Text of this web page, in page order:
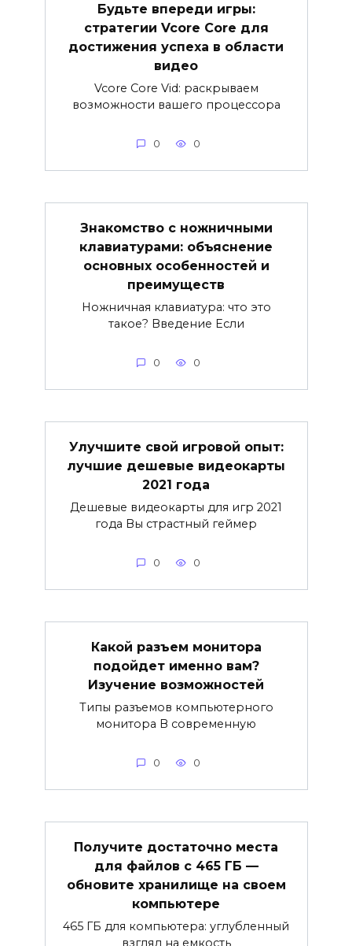
Будьте впереди игры:
стратегии Vcore Core для
достижения успеха в области
видео
Vcore Core Vid: раскрываем
возможности вашего процессора
0 0
Знакомство с ножничными
клавиатурами: объяснение
основных особенностей и
преимуществ
Ножничная клавиатура: что это
такое? Введение Если
0 0
Улучшите свой игровой опыт:
лучшие дешевые видеокарты
2021 года
Дешевые видеокарты для игр 2021
года Вы страстный геймер
0 0
Какой разъем монитора
подойдет именно вам?
Изучение возможностей
Типы разъемов компьютерного
монитора В современную
0 0
Получите достаточно места
для файлов с 465 ГБ —
обновите хранилище на своем
компьютере
465 ГБ для компьютера: углубленный
взгляд на емкость